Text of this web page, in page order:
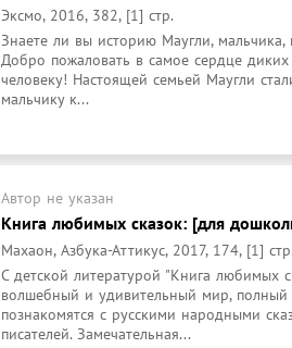
Эксмо, 2016, 382, [1] стр.
Знаете ли вы историю Маугли, мальчика,
Добро пожаловать в самое сердце
человеку! Настоящей семьей Маугли
мальчику к...
Автор не указан
Книга любимых сказок: [для
Махаон, Азбука-Аттикус, 2017, 174, [1]
С детской литературой "Книга любимых
волшебный и удивительный мир,
познакомятся с русскими народными
писателей. Замечательная...